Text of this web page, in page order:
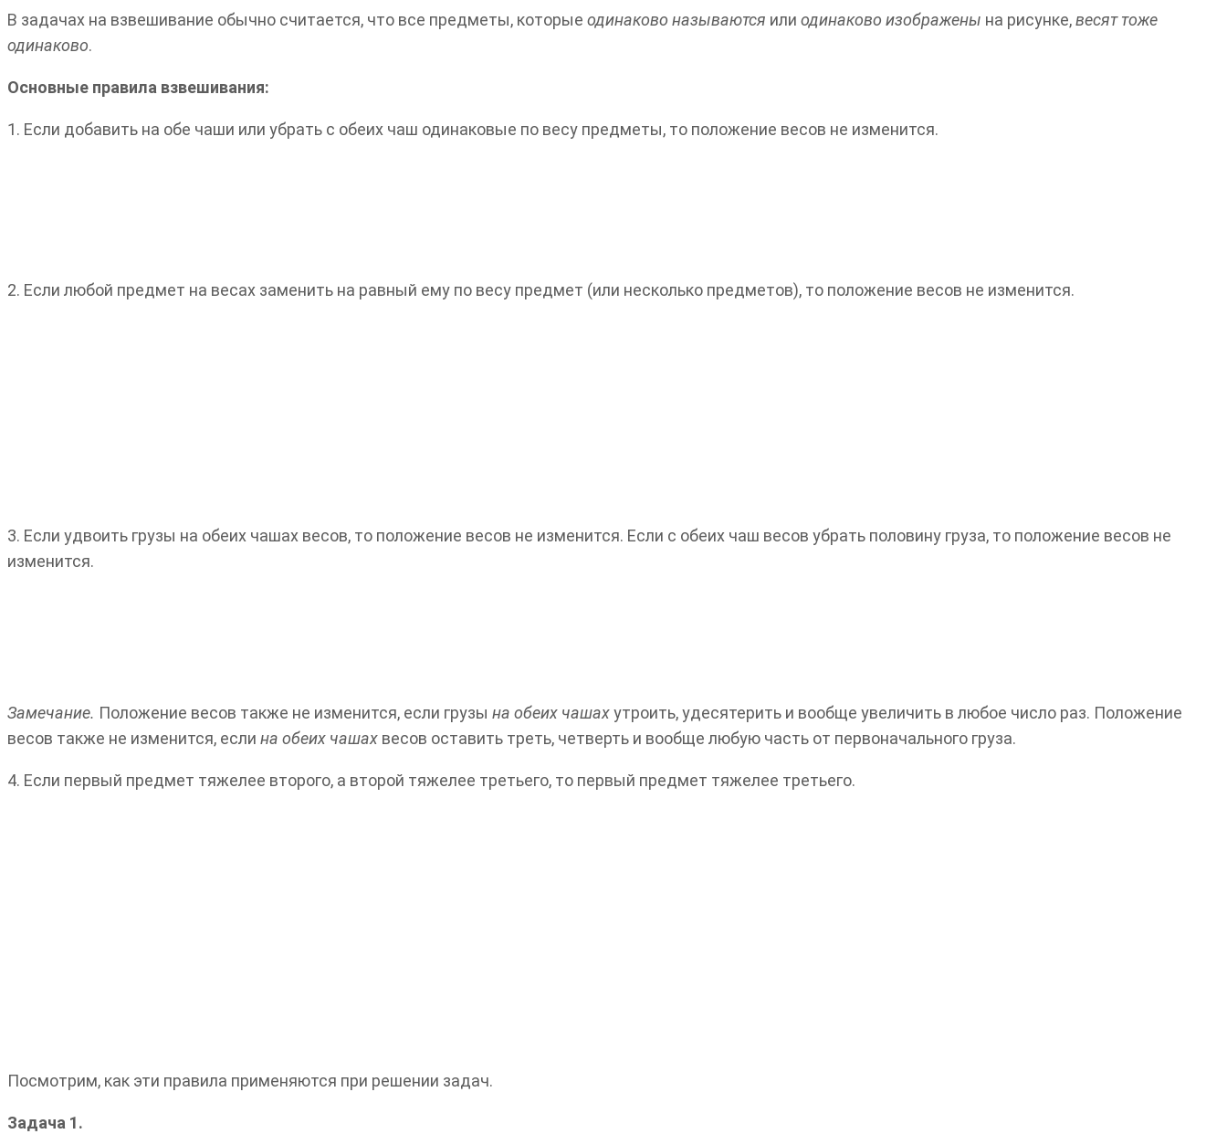
В задачах на взвешивание обычно считается, что все предметы, которые одинаково называются или одинаково изображены на рисунке,весят тоже
одинаково.
Основные правила взвешивания:
1. Если добавить на обе чаши или убрать с обеих чаш одинаковые по весу предметы, то положение весов не изменится.
2. Если любой предмет на весах заменить на равный ему по весу предмет (или несколько предметов), то положение весов не изменится.
3. Если удвоить грузы на обеих чашах весов, то положение весов не изменится. Если с обеих чаш весов убрать половину груза, то положение весов не
изменится.
Замечание. Положение весов также не изменится, если грузы на обеих чашахутроить, удесятерить и вообще увеличить в любое число раз. Положение
весов также не изменится, если на обеих чашах весов оставить треть, четверть и вообще любую часть от первоначального груза.
4. Если первый предмет тяжелее второго, а второй тяжелее третьего, то первый предмет тяжелее третьего.
Посмотрим, как эти правила применяются при решении задач.
Задача 1.